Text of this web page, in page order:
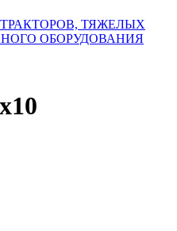
ТЯЖЕЛЫХ
ОБОРУДОВАНИЯ